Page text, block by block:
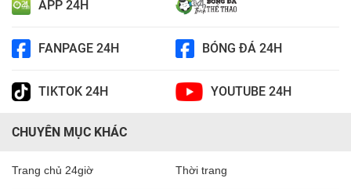
APP 24H
FANPAGE 24H BÓNG ĐÁ 24H
TIKTOK 24H YOUTUBE 24H
CHUYÊN MỤC KHÁC
Trang chủ 24giờ Thời trang